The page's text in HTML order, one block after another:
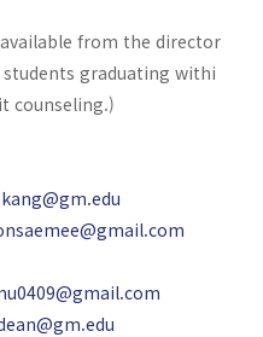
from the director
graduating withi
counseling.)
kang@gm.edu